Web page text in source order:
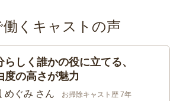
働くキャストの声
らしく誰かの役に立てる、
度の高さが魅力
めぐみ さん お掃除キャスト歴 7年